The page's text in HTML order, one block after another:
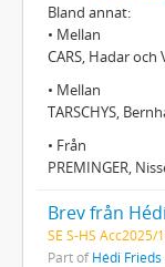
Bland annat:
• Mellan
CARS, Hadar och
• Mellan
TARSCHYS,
• Från
PREMINGER,
Brev från
SE S-HS Acc2025/
Part ofHédi